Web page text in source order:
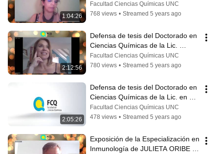
1:04:26
Facultad Ciencias Químicas UNC
768 views • Streamed 5 years ago
2:12:56
Defensa de tesis del Doctorado en
Ciencias Químicas de la Lic.
Claudia Antonella Colque
Facultad Ciencias Químicas UNC
780 views • Streamed 5 years ago
2:05:26
Defensa de tesis del Doctorado en
Ciencias Químicas de la Lic. en
Biotec. Evangelina Leticia BENIZIO
Facultad Ciencias Químicas UNC
478 views • Streamed 5 years ago
Exposición de la Especialización en
Inmunología de JULIETA ORIBE